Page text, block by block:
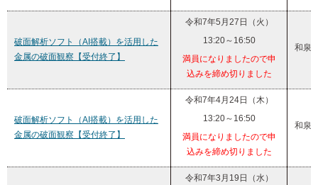
破面解析ソフト（AI搭載）を活用した
金属の破面観察【受付終了】
令和7年5月27日（火）
13:20～16:50
満員になりましたので申
込みを締め切りました
和泉
破面解析ソフト（AI搭載）を活用した
金属の破面観察【受付終了】
令和7年4月24日（木）
13:20～16:50
満員になりましたので申
込みを締め切りました
和泉
令和7年3月19日（水）